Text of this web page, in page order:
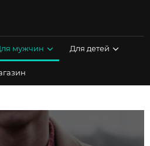
мужчин Для детей